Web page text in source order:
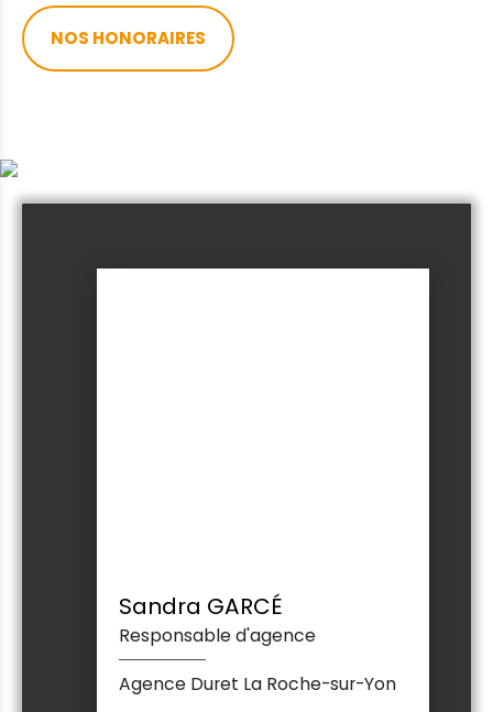
NOS HONORAIRES
Sandra GARCÉ
Responsable d'agence
Agence Duret La Roche-sur-Yon